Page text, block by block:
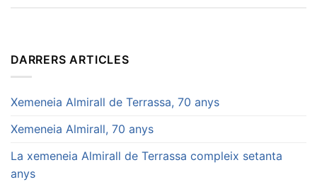
DARRERS ARTICLES
Xemeneia Almirall de Terrassa, 70 anys
Xemeneia Almirall, 70 anys
La xemeneia Almirall de Terrassa compleix setanta
anys